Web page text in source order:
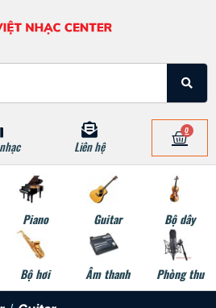
Liên hệ
0
Piano Guitar Bộ dây
Bộ hơi Âm thanh Phòng thu